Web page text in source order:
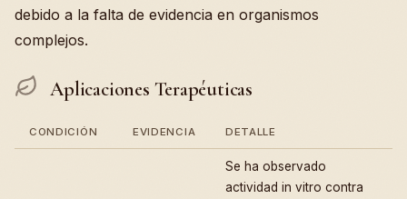
debido a la falta de evidencia en organismos
complejos.
Aplicaciones Terapéuticas
CONDICIÓN EVIDENCIA DETALLE
Se ha observado
actividad in vitro contra